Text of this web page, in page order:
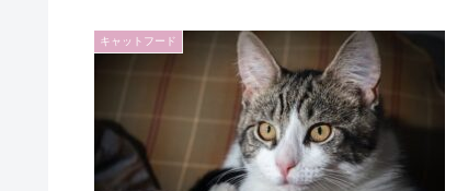
キャットフード